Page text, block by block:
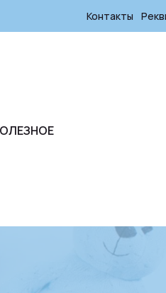
Контакты